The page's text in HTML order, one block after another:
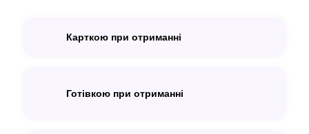
Карткою при отриманні
Готівкою при отриманні